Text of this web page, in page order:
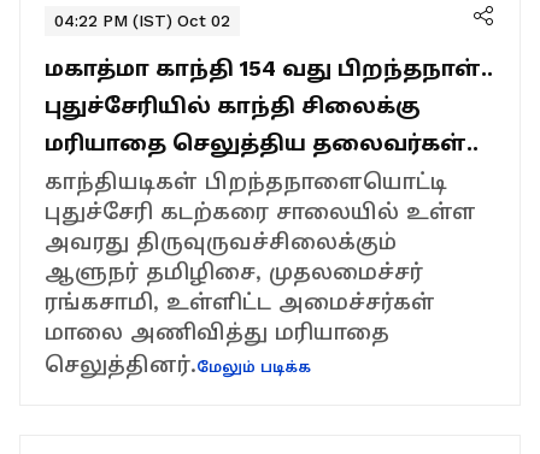
04:22 PM (IST) Oct 02
மகாத்மா காந்தி 154 வது பிறந்தநாள்..
புதுச்சேரியில் காந்தி சிலைக்கு
மரியாதை செலுத்திய தலைவர்கள்..
காந்தியடிகள் பிறந்தநாளையொட்டி
புதுச்சேரி கடற்கரை சாலையில் உள்ள
அவரது திருவுருவச்சிலைக்கும்
ஆளுநர் தமிழிசை, முதலமைச்சர்
ரங்கசாமி, உள்ளிட்ட அமைச்சர்கள்
மாலை அணிவித்து மரியாதை
செலுத்தினர்.மேலும் படிக்க